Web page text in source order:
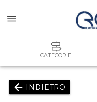
CATEGORIE
INDIETRO